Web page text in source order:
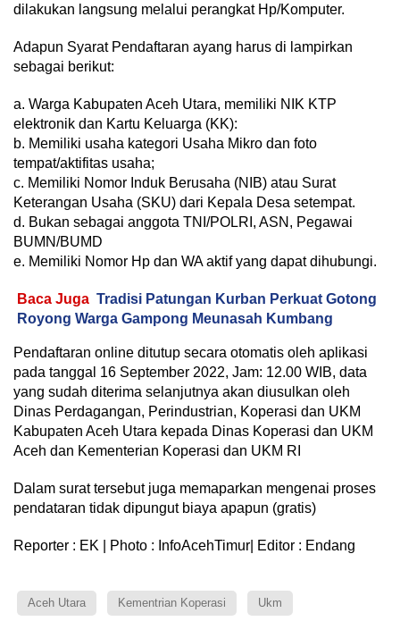
dilakukan langsung melalui perangkat Hp/Komputer.
Adapun Syarat Pendaftaran ayang harus di lampirkan
sebagai berikut:
a. Warga Kabupaten Aceh Utara, memiliki NIK KTP
elektronik dan Kartu Keluarga (KK):
b. Memiliki usaha kategori Usaha Mikro dan foto
tempat/aktifitas usaha;
c. Memiliki Nomor Induk Berusaha (NIB) atau Surat
Keterangan Usaha (SKU) dari Kepala Desa setempat.
d. Bukan sebagai anggota TNI/POLRI, ASN, Pegawai
BUMN/BUMD
e. Memiliki Nomor Hp dan WA aktif yang dapat dihubungi.
Baca Juga Tradisi Patungan Kurban Perkuat Gotong
Royong Warga Gampong Meunasah Kumbang
Pendaftaran online ditutup secara otomatis oleh aplikasi
pada tanggal 16 September 2022, Jam: 12.00 WIB, data
yang sudah diterima selanjutnya akan diusulkan oleh
Dinas Perdagangan, Perindustrian, Koperasi dan UKM
Kabupaten Aceh Utara kepada Dinas Koperasi dan UKM
Aceh dan Kementerian Koperasi dan UKM RI
Dalam surat tersebut juga memaparkan mengenai proses
pendataran tidak dipungut biaya apapun (gratis)
Reporter : EK | Photo : InfoAcehTimur| Editor : Endang
Aceh Utara Kementrian Koperasi Ukm